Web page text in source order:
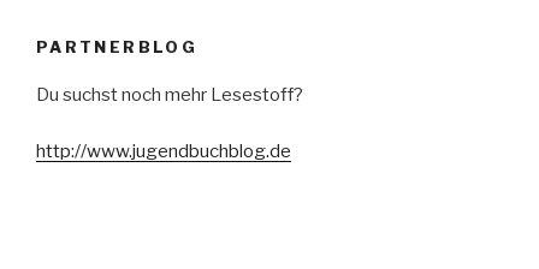
PARTNERBLOG
Du suchst noch mehr Lesestoff?
http://www.jugendbuchblog.de